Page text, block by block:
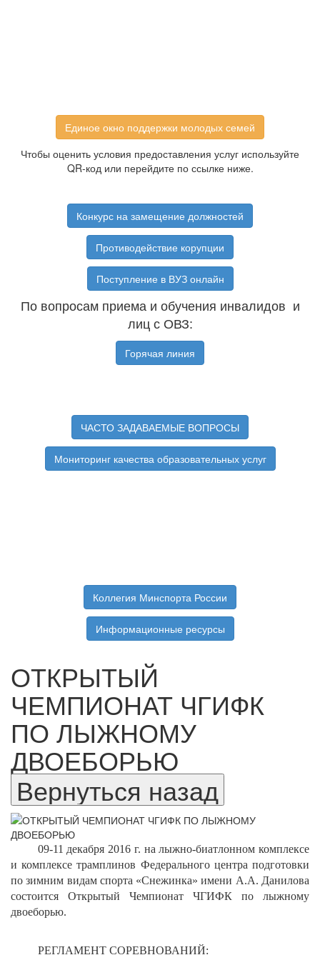
Единое окно поддержки молодых семей
Чтобы оценить условия предоставления услуг используйте
QR-код или перейдите по ссылке ниже.
Конкурс на замещение должностей
Противодействие корупции
Поступление в ВУЗ онлайн
По вопросам приема и обучения инвалидов и
лиц с ОВЗ:
Горячая линия
ЧАСТО ЗАДАВАЕМЫЕ ВОПРОСЫ
Мониторинг качества образовательных услуг
Коллегия Минспорта России
Информационные ресурсы
ОТКРЫТЫЙ
ЧЕМПИОНАТ ЧГИФК
ПО ЛЫЖНОМУ
ДВОЕБОРЬЮ
09-11 декабря 2016 г. на лыжно-биатлонном комплексе
и комплексе трамплинов Федерального центра подготовки
по зимним видам спорта «Снежинка» имени А.А. Данилова
состоится Открытый Чемпионат ЧГИФК по лыжному
двоеборью.
РЕГЛАМЕНТ СОРЕВНОВАНИЙ: